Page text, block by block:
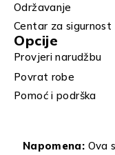
Održavanje
Centar za sigurnost
Opcije
Provjeri narudžbu
Povrat robe
Pomoć i podrška
Napomena: Ova